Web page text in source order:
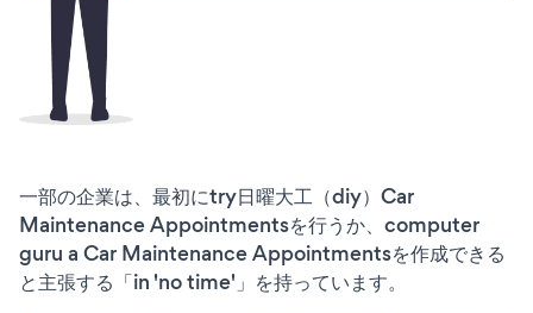
一部の企業は、最初にtry日曜大工（diy）Car
Maintenance Appointmentsを行うか、computer
guru a Car Maintenance Appointmentsを作成できる
と主張する「in 'no time'」を持っています。